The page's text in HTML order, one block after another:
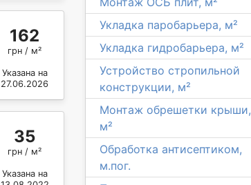
162
грн / м²
Указана на
27.06.2026
35
грн / м²
Указана на
Укладка паробарьера, м²
Укладка гидробарьера, м²
Устройство стропильной
конструкции, м²
Монтаж обрешетки крыши,
м²
Обработка антисептиком,
м.пог.